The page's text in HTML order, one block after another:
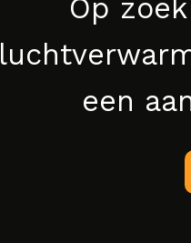
Op
een